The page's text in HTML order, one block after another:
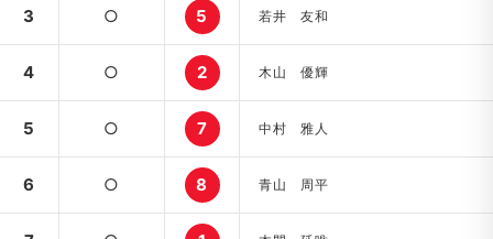
3 ○ 5 若井 友和
4 ○ 2 木山 優輝
5 ○ 7 中村 雅人
6 ○ 8 青山 周平